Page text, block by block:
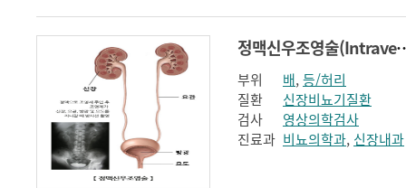
정맥신우조영
부위 배,등/허리
질환
신장비뇨기질환
검사
영상의학검사
진료과 비뇨의학과, 신장내과